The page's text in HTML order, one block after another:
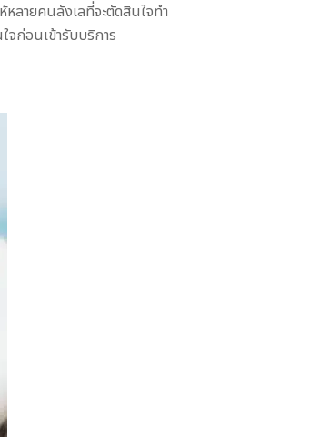
หลายคนลังเลที่จะตัดสินใจทำ
จก่อนเข้ารับบริการ